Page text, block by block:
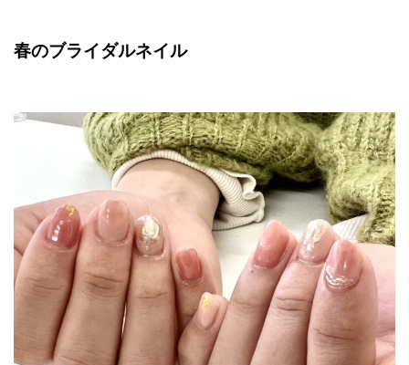
春のブライダルネイル